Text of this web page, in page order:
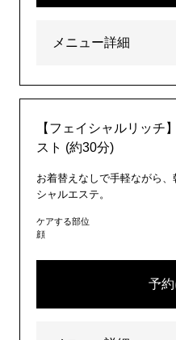
メニュー詳細
【フェイシャルリッチ
スト (約30分)
お着替えなしで手軽ながら
シャルエステ。
ケアする部位
顔
予